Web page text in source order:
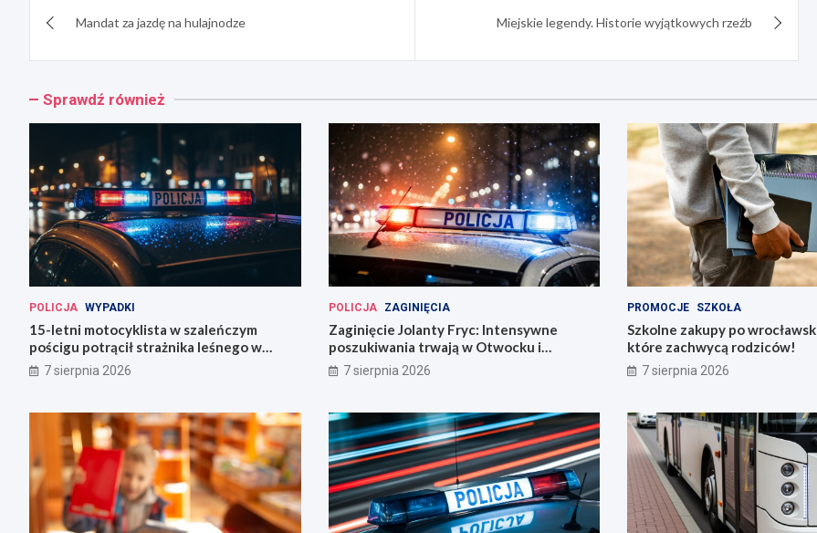
wpisuMandat za jazdę na hulajnodze Miejskie legendy. Historie wyjątkowych rzeźb
Sprawdź również
POLICJA WYPADKI
15-letni motocyklista w szaleńczym
pościgu potrącił strażnika leśnego w
Lwówku Śląskim
7 sierpnia 2026
POLICJA ZAGINIĘCIA
Zaginięcie Jolanty Fryc: Intensywne
poszukiwania trwają w Otwocku i
Wrocławiu
7 sierpnia 2026
PROMOCJE SZKOŁA
Szkolne zakupy po
które zachwycą rodziców!
7 sierpnia 2026